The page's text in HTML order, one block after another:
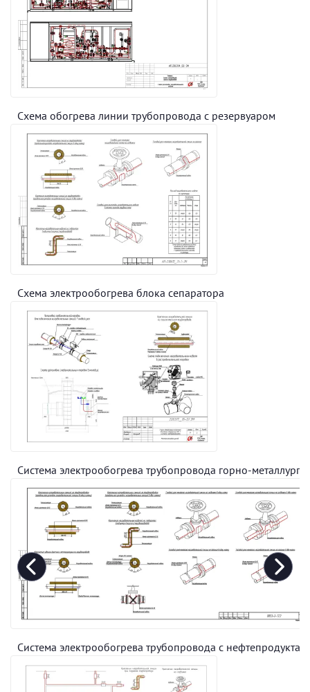
Схема обогрева линии трубопровода с резервуаром
Схема электрообогрева блока сепаратора
Система электрообогрева трубопровода горно-
Система электрообогрева трубопровода с